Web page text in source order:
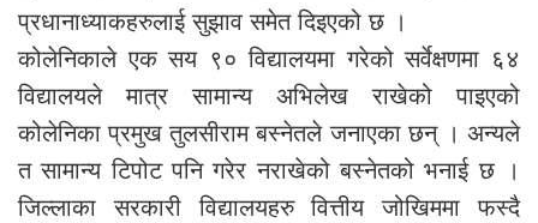
प्रधानाध्याकहरुलाई सुझाव समेत दिइएको छ ।
कोलेनिकाले एक सय ९० विद्यालयमा गरेको सर्वेक्षणमा ६४
विद्यालयले मात्र सामान्य अभिलेख राखेको पाइएको
कोलेनिका प्रमुख तुलसीराम बस्नेतले जनाएका छन् । अन्यले
त सामान्य टिपोट पनि गरेर नराखेको बस्नेतको भनाई छ ।
जिल्लाका सरकारी विद्यालयहरु वित्तीय जोखिममा फस्दै